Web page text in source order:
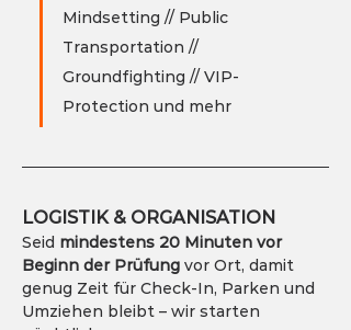
Mindsetting // Public
Transportation //
Groundfighting // VIP-
Protection und mehr
LOGISTIK & ORGANISATION
Seid mindestens 20 Minuten vor
Beginn der Prüfung vor Ort, damit
genug Zeit für Check-In, Parken und
Umziehen bleibt – wir starten